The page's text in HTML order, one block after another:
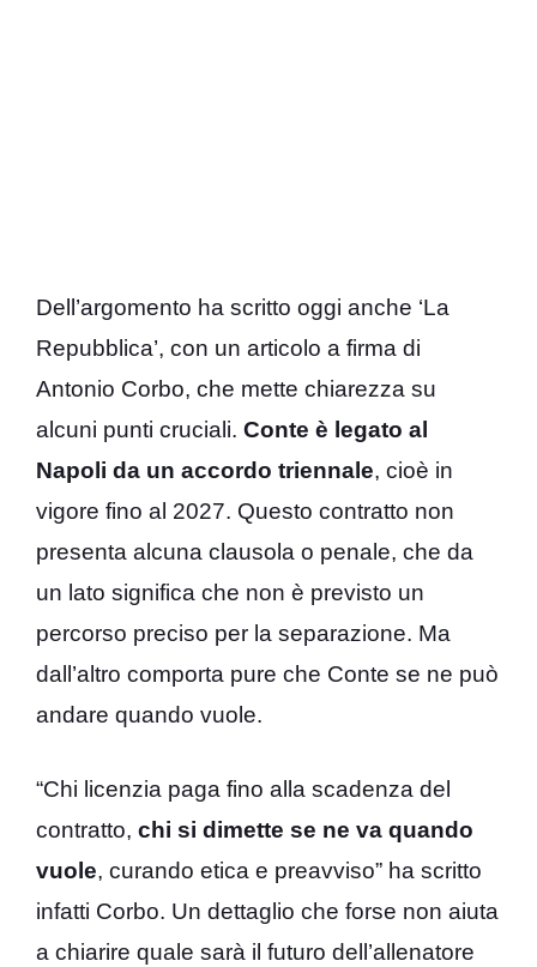
Dell’argomento ha scritto oggi anche ‘La
Repubblica’, con un articolo a firma di
Antonio Corbo, che mette chiarezza su
alcuni punti cruciali. Conte è legato al
Napoli da un accordo triennale, cioè in
vigore fino al 2027. Questo contratto non
presenta alcuna clausola o penale, che da
un lato significa che non è previsto un
percorso preciso per la separazione. Ma
dall’altro comporta pure che Conte se ne può
andare quando vuole.
“Chi licenzia paga fino alla scadenza del
contratto, chi si dimette se ne va quando
vuole, curando etica e preavviso” ha scritto
infatti Corbo. Un dettaglio che forse non aiuta
a chiarire quale sarà il futuro dell’allenatore